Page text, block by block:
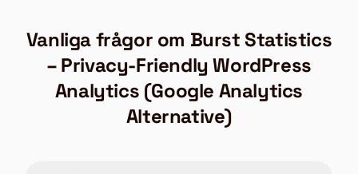
Vanliga frågor om Burst Statistics
– Privacy-Friendly WordPress
Analytics (Google Analytics
Alternative)